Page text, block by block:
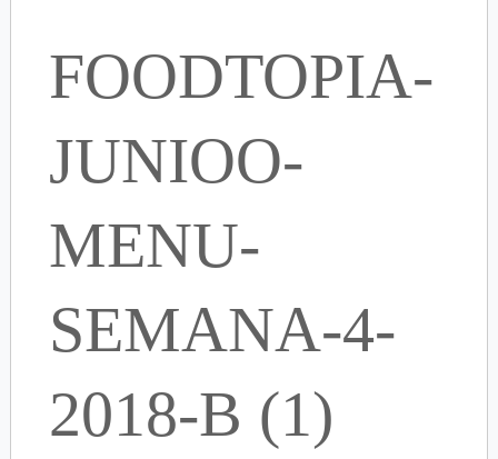
FOODTOPIA-
JUNIOO-
MENU-
SEMANA-4-
2018-B (1)